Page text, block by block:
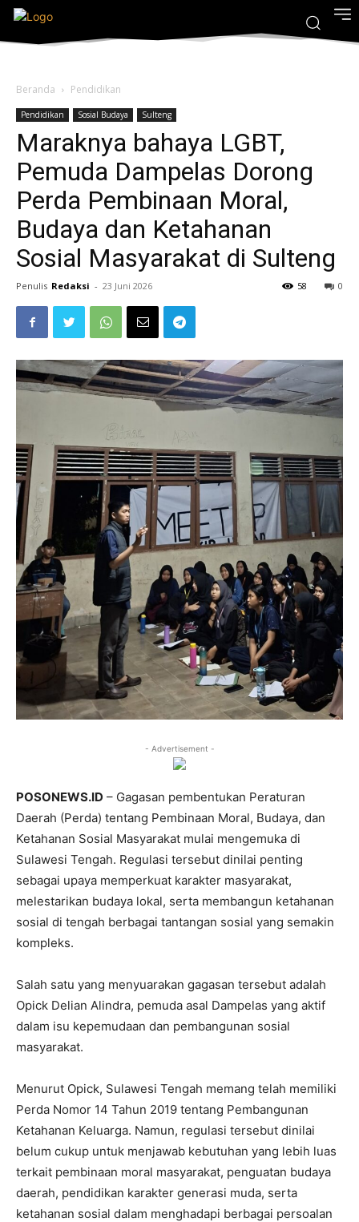
Beranda Pendidikan
Pendidikan Sosial Budaya Sulteng
Maraknya bahaya LGBT,
Pemuda Dampelas Dorong
Perda Pembinaan Moral,
Budaya dan Ketahanan
Sosial Masyarakat di Sulteng
Penulis Redaksi - 23 Juni 2026 0
58
- Advertisement -
POSONEWS.ID – Gagasan pembentukan Peraturan
Daerah (Perda) tentang Pembinaan Moral, Budaya, dan
Ketahanan Sosial Masyarakat mulai mengemuka di
Sulawesi Tengah. Regulasi tersebut dinilai penting
sebagai upaya memperkuat karakter masyarakat,
melestarikan budaya lokal, serta membangun ketahanan
sosial di tengah berbagai tantangan sosial yang semakin
kompleks.
Salah satu yang menyuarakan gagasan tersebut adalah
Opick Delian Alindra, pemuda asal Dampelas yang aktif
dalam isu kepemudaan dan pembangunan sosial
masyarakat.
Menurut Opick, Sulawesi Tengah memang telah memiliki
Perda Nomor 14 Tahun 2019 tentang Pembangunan
Ketahanan Keluarga. Namun, regulasi tersebut dinilai
belum cukup untuk menjawab kebutuhan yang lebih luas
terkait pembinaan moral masyarakat, penguatan budaya
daerah, pendidikan karakter generasi muda, serta
ketahanan sosial dalam menghadapi berbagai persoalan